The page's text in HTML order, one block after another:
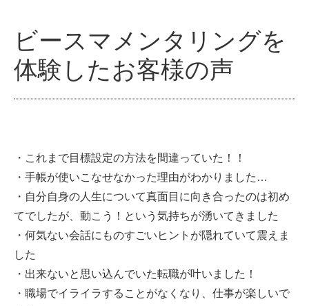
ビースマメンタリングを
体験したお客様の声
・これまで目標設定の方法を間違っていた！！
・手帳が使いこなせなかった理由がわかりました…
・自分自身の人生について真面目に向き合ったのは初め
てでしたが、動こう！という気持ちが湧いてきました
・何気ない会話にものすごいヒントが隠れていて震えま
した
・出来ないと思い込んでいた転職が叶いました！
・職場でイライラすることがなくなり、仕事が楽しいで